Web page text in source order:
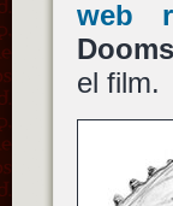
web
el film.